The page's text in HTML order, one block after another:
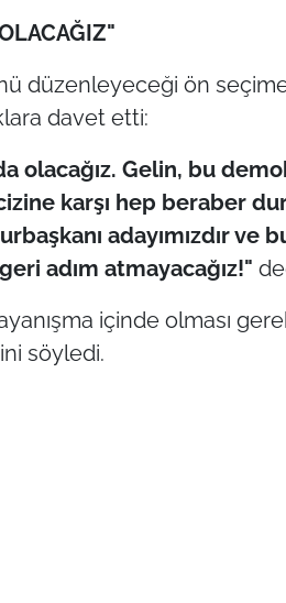
düzenleyeceği ön
davet etti:
olacağız. Gelin, bu
karşı hep beraber
adayımızdır ve
adım atmayacağız!"
içinde olması
söyledi.